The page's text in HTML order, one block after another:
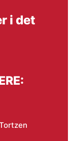
i det